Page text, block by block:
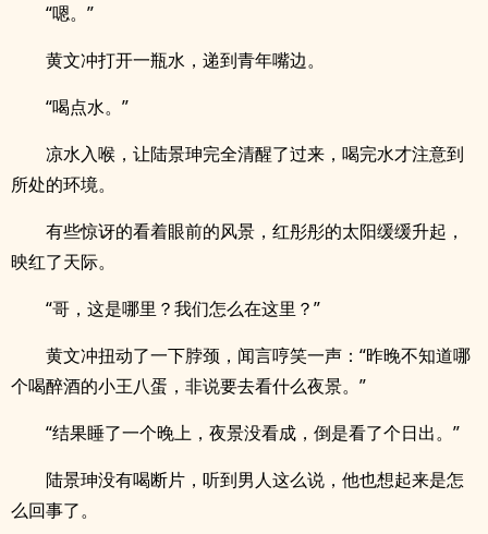
“嗯。”
黄文冲打开一瓶水，递到青年嘴边。
“喝点水。”
凉水入喉，让陆景珅完全清醒了过来，喝完水才注意到
所处的环境。
有些惊讶的看着眼前的风景，红彤彤的太阳缓缓升起，
映红了天际。
“哥，这是哪里？我们怎么在这里？”
黄文冲扭动了一下脖颈，闻言哼笑一声：“昨晚不知道哪
个喝醉酒的小王八蛋，非说要去看什么夜景。”
“结果睡了一个晚上，夜景没看成，倒是看了个日出。”
陆景珅没有喝断片，听到男人这么说，他也想起来是怎
么回事了。